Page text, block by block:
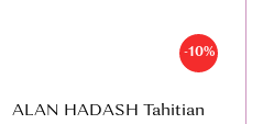
-10%
ALAN HADASH Tahitian